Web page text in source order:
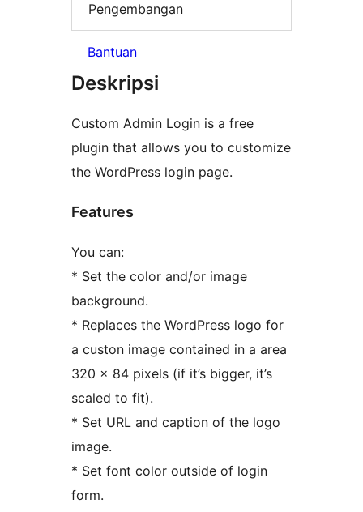
Pengembangan
Bantuan
Deskripsi
Custom Admin Login is a free
plugin that allows you to customize
the WordPress login page.
Features
You can:
* Set the color and/or image
background.
* Replaces the WordPress logo for
a custon image contained in a area
320 x 84 pixels (if it’s bigger, it’s
scaled to fit).
* Set URL and caption of the logo
image.
* Set font color outside of login
form.